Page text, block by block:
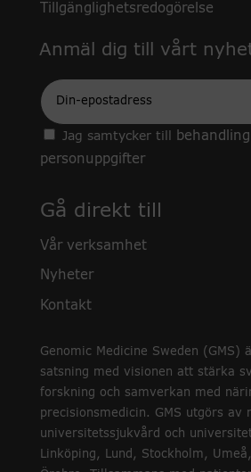
Tillgänglighetsredogörelse
Anmäl dig till vårt
Epost
Jag samtycker till
personuppgifter
Gå direkt till
Vår verksamhet
Nyheter
Kontakt
Genomic Medicine Sweden (GMS)
satsning med visionen att stärka
forskning och samverkan med
precisionsmedicin. GMS utgörs av
universitetssjukvård och
Linköping, Lund, Stockholm,